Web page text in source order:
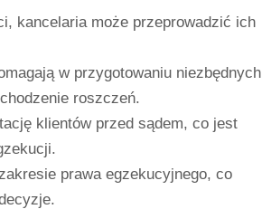
kancelaria może przeprowadzić ich
w przygotowaniu niezbędnych
roszczeń.
klientów przed sądem, co jest
prawa egzekucyjnego, co